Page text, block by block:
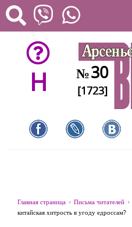
H №30
[1723]
Главная страница Письма читателей
китайская хитрость в угоду едроссам?